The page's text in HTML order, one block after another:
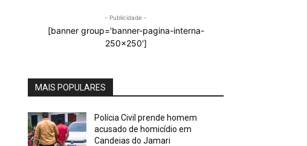
- Publicidade -
[banner group='banner-pagina-interna-
250x250']
MAIS POPULARES
Polícia Civil prende homem
acusado de homicídio em
Candeias do Jamari